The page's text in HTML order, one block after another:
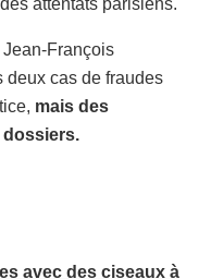
Jean-François
deux cas de fraudes
mais des
dossiers.
avec des ciseaux à